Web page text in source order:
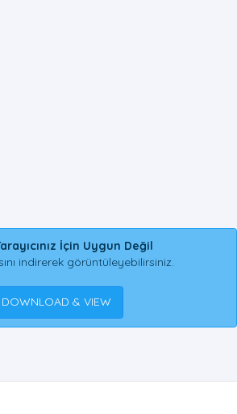
İçin Uygun Değil
indirerek görüntüleyebilirsiniz.
DOWNLOAD & VIEW